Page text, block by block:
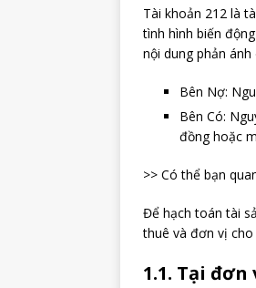
Tài khoản 212 là
tình hình biến
nội dung phản
Bên Nợ:
Bên Có:
đồng hoặc
>> Có thể bạn
Để hạch toán tài
thuê và đơn vị
1.1. Tại